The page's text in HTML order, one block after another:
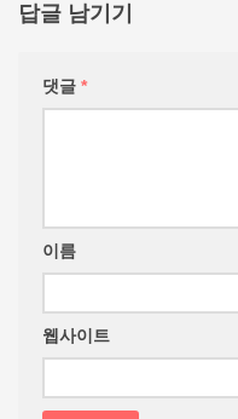
답글 남기기
댓글 *
이름
웹사이트